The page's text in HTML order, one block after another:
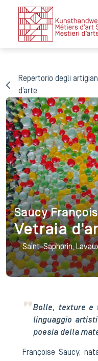
Repertorio degli
d’arte
Saucy
Saucy
Vetraia
Saint-Saphorin,
Bolle, texture e
linguaggio
poesia della
Françoise Saucy,